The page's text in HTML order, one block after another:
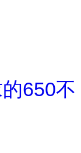
650不